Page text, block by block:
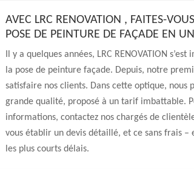
AVEC LRC RENOVATION , FAITES-
POSE DE PEINTURE DE FAÇADE EN
Il y a quelques années, LRC RENOVATION
la pose de peinture façade. Depuis, notre
satisfaire nos clients. Dans cette optique, nous
grande qualité, proposé à un tarif imbattable.
informations, contactez nos chargés de
vous établir un devis détaillé, et ce sans frais –
les plus courts délais.